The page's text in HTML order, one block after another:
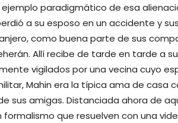
paradigmático de esa
a su esposo en un accidente y
como buena parte de sus
Allí recibe de tarde en tarde a
vigilados por una vecina cuyo
Mahin era la típica ama de casa
sus amigas. Distanciada ahora de
que resuelven con una